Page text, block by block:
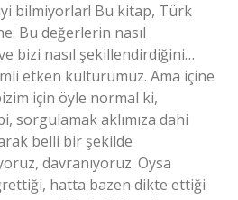
bilmiyorlar! Bu kitap, Türk
Bu değerlerin nasıl
bizi nasıl şekillendirdiğini…
etken kültürümüz. Ama içine
için öyle normal ki,
sorgulamak aklımıza dahi
belli bir şekilde
davranıyoruz. Oysa
hatta bazen dikte ettiği